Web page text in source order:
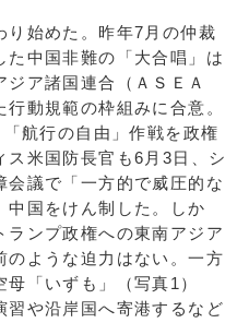
始めた。昨年7月の仲裁
中国非難の「大合唱」は
ア諸国連合（ＡＳＥＡ
動規範の枠組みに合意。
航行の自由」作戦を政権
米国防長官も6月3日、シ
会議で「一方的で威圧的な
中国をけん制した。しか
ランプ政権への東南アジア
のような迫力はない。一方
「いずも」（写真1）
習や沿岸国へ寄港するなど